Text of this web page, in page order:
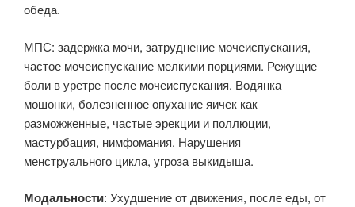
обеда.
МПС: задержка мочи, затруднение мочеиспускания,
частое мочеиспускание мелкими порциями. Режущие
боли в уретре после мочеиспускания. Водянка
мошонки, болезненное опухание яичек как
разможженные, частые эрекции и поллюции,
мастурбация, нимфомания. Нарушения
менструального цикла, угроза выкидыша.
Модальности: Ухудшение от движения, после еды, от